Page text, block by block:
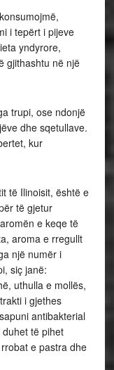
i tepërt i pijeve
yndyrore,
gjithashtu në një
trupi, ose ndonjë
dhe sqetullave.
kur
të Ilinoisit, është e
të gjetur
e keqe të
aroma e rregullt
një numër i
siç janë:
uthulla e mollës,
i gjethes
antibakterial
të pihet
e pastra dhe